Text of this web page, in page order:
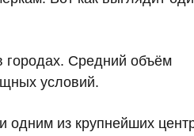
городах. Средний объём
условий.
и одним из крупнейших